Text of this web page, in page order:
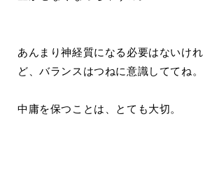
あんまり神経質になる必要はないけれ
ど、バランスはつねに意識しててね。
中庸を保つことは、とても大切。